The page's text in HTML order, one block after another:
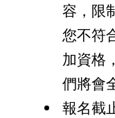
容，限
您不符
加資格
們將會
報名截